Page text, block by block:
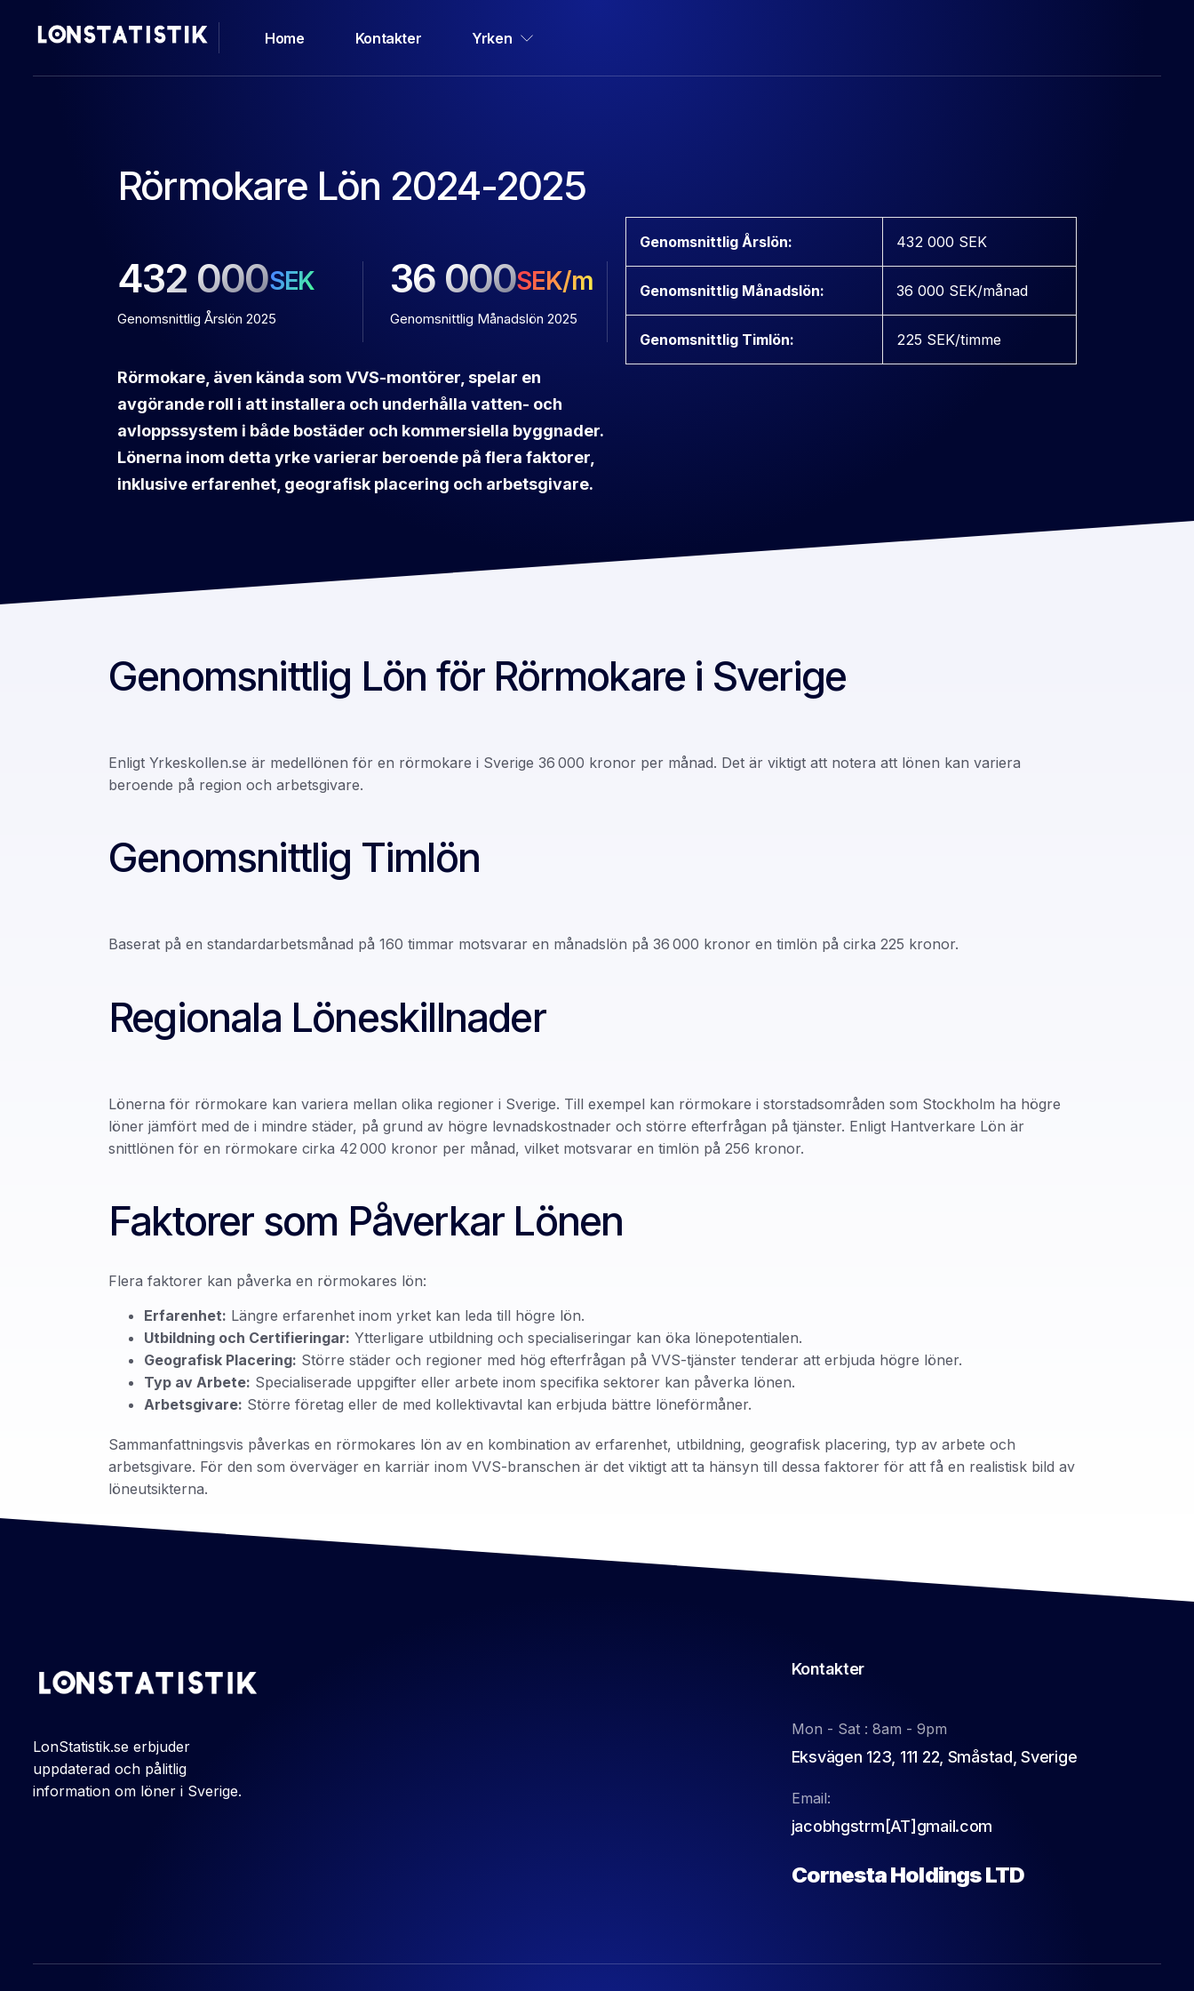
Home Kontakter Yrken
Rörmokare Lön 2024-2025
432 000SEK
Genomsnittlig Årslön 2025
36 000SEK/m
Genomsnittlig Månadslön 2025
Rörmokare, även kända som VVS-montörer, spelar en
avgörande roll i att installera och underhålla vatten- och
avloppssystem i både bostäder och kommersiella byggnader.
Lönerna inom detta yrke varierar beroende på flera faktorer,
inklusive erfarenhet, geografisk placering och arbetsgivare.
Genomsnittlig Årslön: 432 000 SEK
Genomsnittlig Månadslön: 36 000 SEK/månad
Genomsnittlig Timlön: 225 SEK/timme
Genomsnittlig Lön för Rörmokare i Sverige
Enligt Yrkeskollen.se är medellönen för en rörmokare i Sverige 36 000 kronor per månad. Det är viktigt att notera att lönen kan variera
beroende på region och arbetsgivare.
Genomsnittlig Timlön
Baserat på en standardarbetsmånad på 160 timmar motsvarar en månadslön på 36 000 kronor en timlön på cirka 225 kronor.
Regionala Löneskillnader
Lönerna för rörmokare kan variera mellan olika regioner i Sverige. Till exempel kan rörmokare i storstadsområden som Stockholm ha högre
löner jämfört med de i mindre städer, på grund av högre levnadskostnader och större efterfrågan på tjänster. Enligt Hantverkare Lön är
snittlönen för en rörmokare cirka 42 000 kronor per månad, vilket motsvarar en timlön på 256 kronor.
Faktorer som Påverkar Lönen​
Flera faktorer kan påverka en rörmokares lön:
Erfarenhet: Längre erfarenhet inom yrket kan leda till högre lön.
Utbildning och Certifieringar: Ytterligare utbildning och specialiseringar kan öka lönepotentialen.
Geografisk Placering: Större städer och regioner med hög efterfrågan på VVS-tjänster tenderar att erbjuda högre löner.
Typ av Arbete: Specialiserade uppgifter eller arbete inom specifika sektorer kan påverka lönen.
Arbetsgivare: Större företag eller de med kollektivavtal kan erbjuda bättre löneförmåner.
Sammanfattningsvis påverkas en rörmokares lön av en kombination av erfarenhet, utbildning, geografisk placering, typ av arbete och
arbetsgivare. För den som överväger en karriär inom VVS-branschen är det viktigt att ta hänsyn till dessa faktorer för att få en realistisk bild av
löneutsikterna.
LonStatistik.se erbjuder
uppdaterad och pålitlig
information om löner i Sverige.
Kontakter
Mon - Sat : 8am - 9pm
Eksvägen 123, 111 22, Småstad, Sverige
Email:
jacobhgstrm[AT]gmail.com
Cornesta Holdings LTD